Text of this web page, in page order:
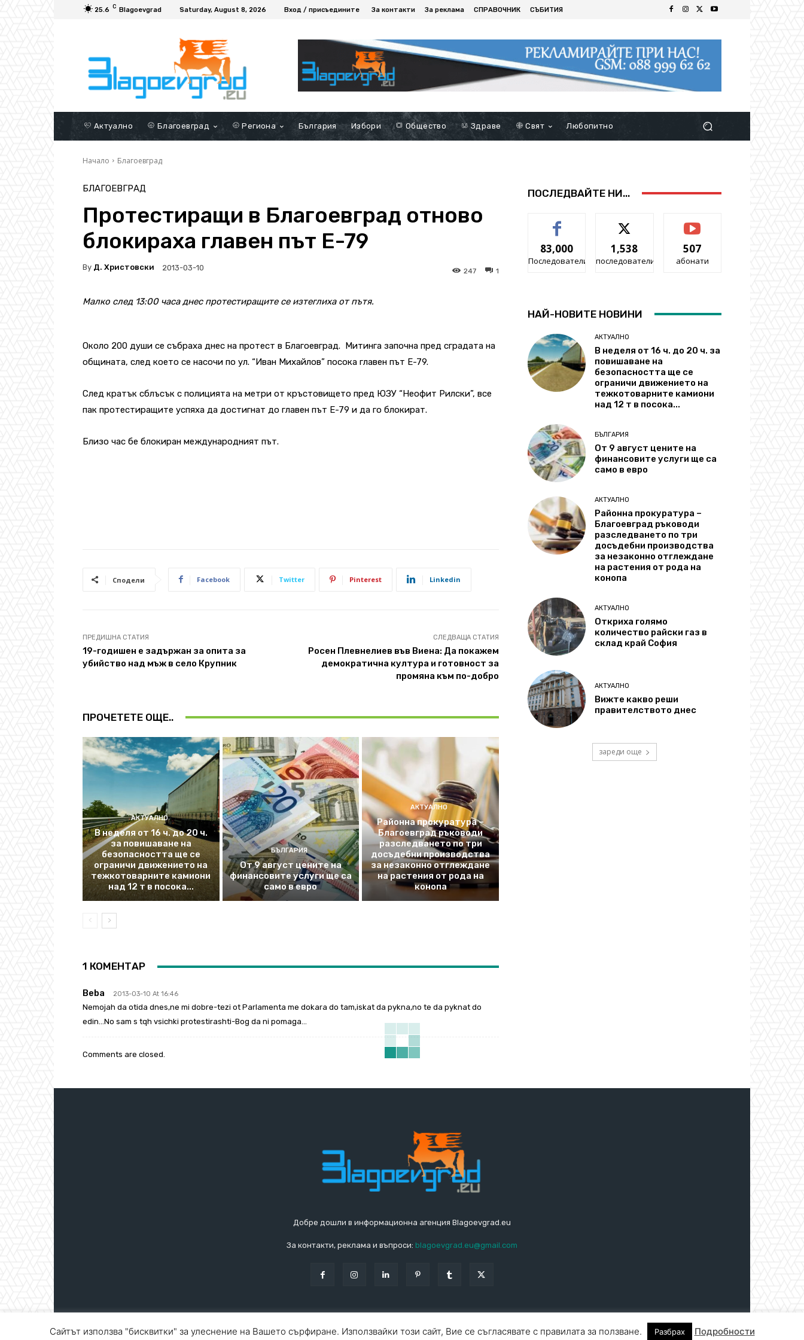
25.6 C Blagoevgrad Saturday, August 8, 2026 Вход / присъедините За контакти За реклама СПРАВОЧНИК СЪБИТИЯ
Актуално Благоевград Региона България Избори Общество Здраве Свят Любопитно
Начало Благоевград
БЛАГОЕВГРАД
Протестиращи в Благоевград отново
блокираха главен път Е-79
By Д. Христовски 2013-03-10 1
247
Малко след 13:00 часа днес протестиращите се изтеглиха от пътя.
Около 200 души се събраха днес на протест в Благоевград. Митинга започна пред сградата на
общината, след което се насочи по ул. “Иван Михайлов” посока главен път Е-79.
След кратък сблъсък с полицията на метри от кръстовището пред ЮЗУ “Неофит Рилски”, все
пак протестиращите успяха да достигнат до главен път Е-79 и да го блокират.
Близо час бе блокиран международният път.
Сподели Facebook Twitter Pinterest Linkedin
ПРЕДИШНА СТАТИЯ
19-годишен e задържан за опита за
убийство над мъж в село Крупник
СЛЕДВАЩА СТАТИЯ
Росен Плевнелиев във Виена: Да покажем
демократична култура и готовност за
промяна към по-добро
ПРОЧЕТЕТЕ ОЩЕ..
АКТУАЛНО
В неделя от 16 ч. до 20 ч.
за повишаване на
безопасността ще се
ограничи движението на
тежкотоварните камиони
над 12 т в посока...
БЪЛГАРИЯ
От 9 август цените на
финансовите услуги ще са
само в евро
АКТУАЛНО
Районна прокуратура –
Благоевград ръководи
разследването по три
досъдебни производства
за незаконно отглеждане
на растения от рода на
конопа
1 КОМЕНТАР
Beba 2013-03-10 At 16:46
Nemojah da otida dnes,ne mi dobre-tezi ot Parlamenta me dokara do tam,iskat da pykna,no te da pyknat do
edin…No sam s tqh vsichki protestirashti-Bog da ni pomaga…
Comments are closed.
ПОСЛЕДВАЙТЕ НИ...
83,000
Последователи
1,538
последователи
507
абонати
НАЙ-НОВИТЕ НОВИНИ
АКТУАЛНО
В неделя от 16 ч. до 20 ч. за
повишаване на
безопасността ще се
ограничи движението на
тежкотоварните камиони
над 12 т в посока...
БЪЛГАРИЯ
От 9 август цените на
финансовите услуги ще са
само в евро
АКТУАЛНО
Районна прокуратура –
Благоевград ръководи
разследването по три
досъдебни производства
за незаконно отглеждане
на растения от рода на
конопа
АКТУАЛНО
Откриха голямо
количество райски газ в
склад край София
АКТУАЛНО
Вижте какво реши
правителството днес
зареди още
Добре дошли в информационна агенция Blagoevgrad.eu
За контакти, реклама и въпроси: blagoevgrad.eu@gmail.com
© Blagoevgrad.EU 2010 - 2026 Общи условия | За контакти За реклама СПРАВОЧНИК СЪБИТИЯ
Сайтът използва "бисквитки" за улеснение на Вашето сърфиране. Използвайки този сайт, Вие се съгласявате с правилата за ползване. Разбрах Подробности